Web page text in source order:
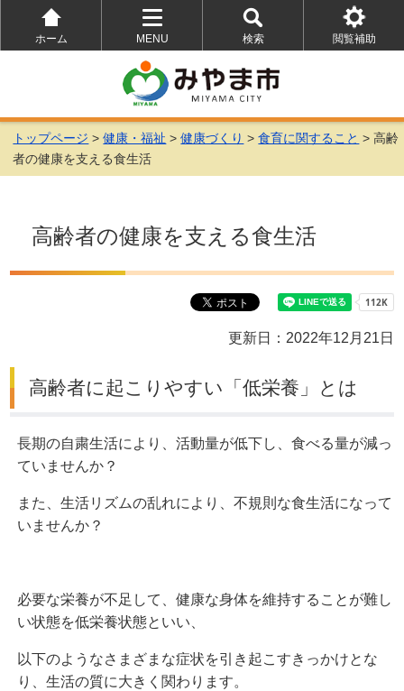
ホーム
MENU
を
開
く
検索
を
開
く
閲覧補助
を
トップページ >健康・福祉 >健康づくり >食育に関すること > 高齢
者の健康を支える食生活
高齢者の健康を支える食生活
更新日：2022年12月21日
高齢者に起こりやすい「低栄養」とは
長期の自粛生活により、活動量が低下し、食べる量が減っ
ていませんか？
また、生活リズムの乱れにより、不規則な食生活になって
いませんか？
必要な栄養が不足して、健康な身体を維持することが難し
い状態を低栄養状態といい、
以下のようなさまざまな症状を引き起こすきっかけとな
り、生活の質に大きく関わります。